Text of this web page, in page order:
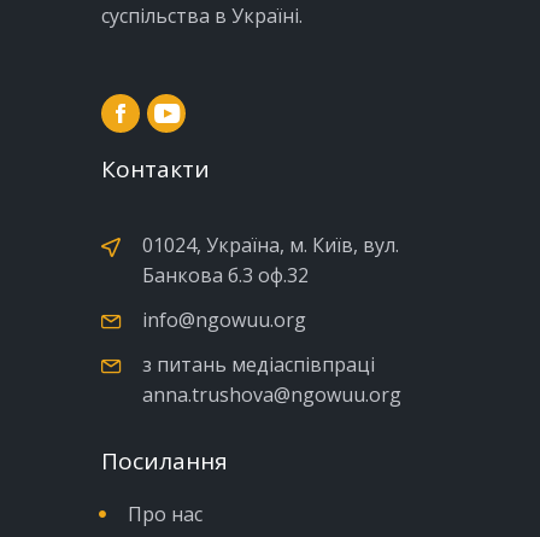
суспільства в Україні.
Контакти
01024, Україна, м. Київ, вул.
Банкова б.3 оф.32
info@ngowuu.org
з питань медіаспівпраці
anna.trushova@ngowuu.org
Посилання
Про нас